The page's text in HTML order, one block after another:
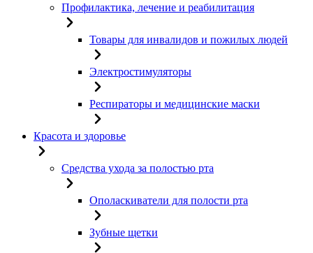
Профилактика, лечение и реабилитация
Товары для инвалидов и пожилых людей
Электростимуляторы
Респираторы и медицинские маски
Красота и здоровье
Средства ухода за полостью рта
Ополаскиватели для полости рта
Зубные щетки